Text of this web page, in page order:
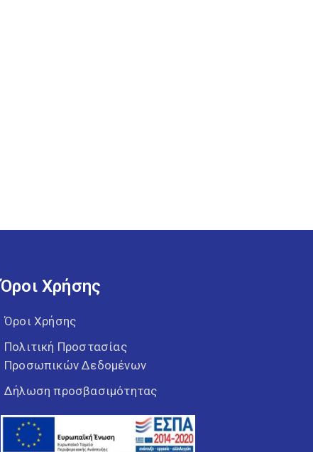
Όροι Χρήσης
Όροι Χρήσης
Πολιτική Προστασίας
Προσωπικών Δεδομένων
Δήλωση προσβασιμότητας